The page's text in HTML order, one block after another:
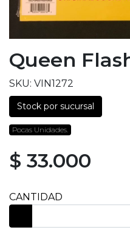
Queen
SKU: VIN1272
Stock por sucursal
Pocas Unidades.
$ 33.000
CANTIDAD